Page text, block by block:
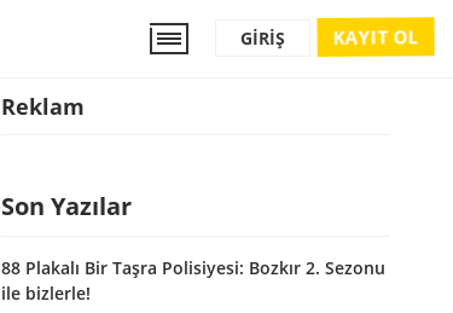
KAYIT OL
GIRIŞ
Reklam
Son Yazılar
88 Plakalı Bir Taşra Polisiyesi: Bozkır 2. Sezonu
ile bizlerle!